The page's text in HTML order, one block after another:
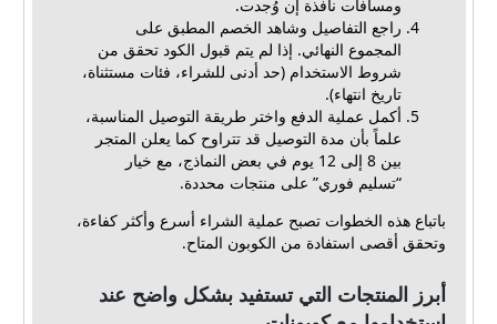
ومسافات نافذة إن وُجدت.
راجع التفاصيل وشاهد الخصم المطبق على
المجموع النهائي. إذا لم يتم قبول الكود تحقق من
شروط الاستخدام (حد أدنى للشراء، فئات مستثناة،
تاريخ انتهاء).
أكمل عملية الدفع واختر طريقة التوصيل المناسبة،
علماً بأن مدة التوصيل قد تتراوح كما يعلن المتجر
بين 8 إلى 12 يوم في بعض النماذج، مع خيار
“تسليم فوري” على منتجات محددة.
باتباع هذه الخطوات تصبح عملية الشراء أسرع وأكثر كفاءة،
وتحقق أقصى استفادة من الكوبون المتاح.
أبرز المنتجات التي تستفيد بشكل واضح عند